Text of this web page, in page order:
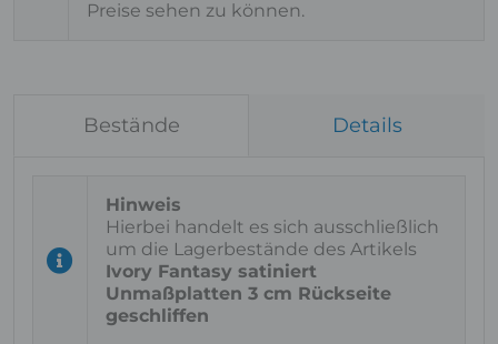
Preise sehen zu können.
Bestände Details
Hierbei handelt es sich ausschließlich
um die Lagerbestände des Artikels
Ivory Fantasy satiniert
Unmaßplatten 3 cm Rückseite
geschliffen